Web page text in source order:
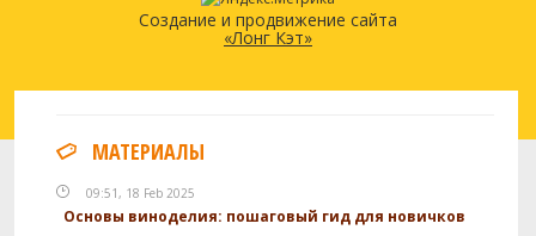
Создание и продвижение сайта
«Лонг Кэт»
МАТЕРИАЛЫ
09:51, 18 Feb 2025
Основы виноделия: пошаговый гид для новичков